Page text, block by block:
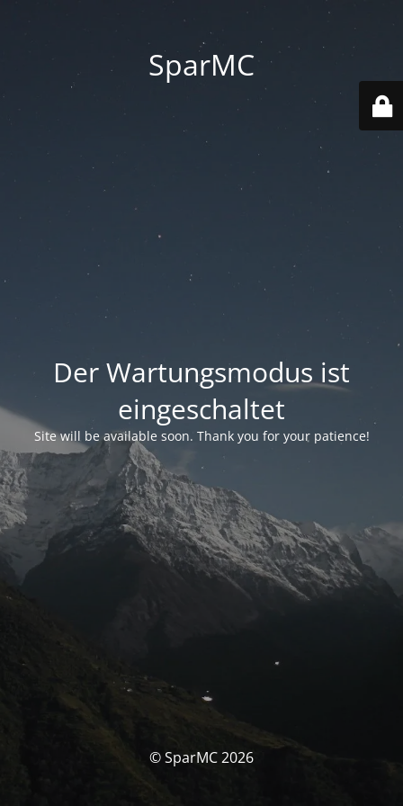
SparMC
Der Wartungsmodus ist
eingeschaltet
Site will be available soon. Thank you for your patience!
© SparMC 2026